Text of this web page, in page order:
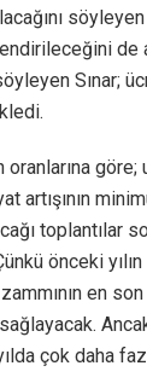
de
Sınar;
artışının
toplantılar
önceki
en
sağlayacak.
çok daha